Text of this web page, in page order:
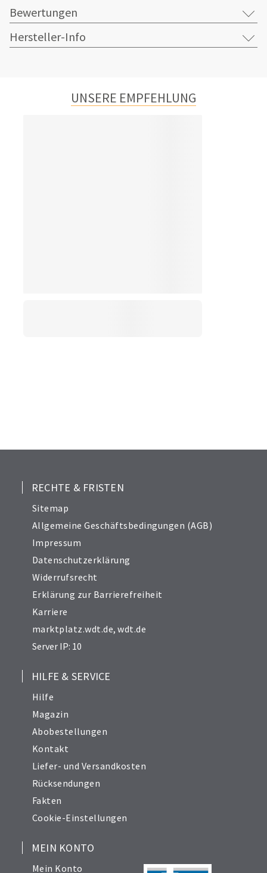
Bewertungen
Hersteller-Info
UNSERE EMPFEHLUNG
RECHTE & FRISTEN
Sitemap
Allgemeine Geschäftsbedingungen (AGB)
Impressum
Datenschutzerklärung
Widerrufsrecht
Erklärung zur Barrierefreiheit
Karriere
marktplatz.wdt.de,wdt.de
Server IP: 10
HILFE & SERVICE
Hilfe
Magazin
Abobestellungen
Kontakt
Liefer- und Versandkosten
Rücksendungen
Fakten
Cookie-Einstellungen
MEIN KONTO
Mein Konto